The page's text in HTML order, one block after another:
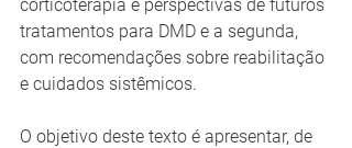
corticoterapia e perspectivas de futuros
tratamentos para DMD e a segunda,
com recomendações sobre reabilitação
e cuidados sistêmicos.
O objetivo deste texto é apresentar, de